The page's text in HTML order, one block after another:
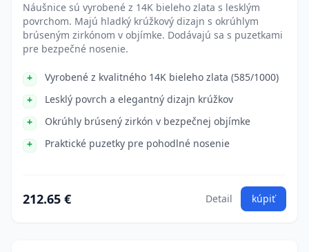
Náušnice sú vyrobené z 14K bieleho zlata s lesklým
povrchom. Majú hladký krúžkový dizajn s okrúhlym
brúseným zirkónom v objímke. Dodávajú sa s puzetkami
pre bezpečné nosenie.
Vyrobené z kvalitného 14K bieleho zlata (585/1000)
Lesklý povrch a elegantný dizajn krúžkov
Okrúhly brúsený zirkón v bezpečnej objímke
Praktické puzetky pre pohodlné nosenie
212.65 € Detail kúpiť